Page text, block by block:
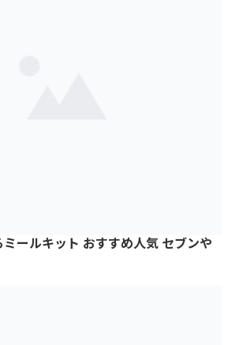
ールキット おすすめ人気 セブンや